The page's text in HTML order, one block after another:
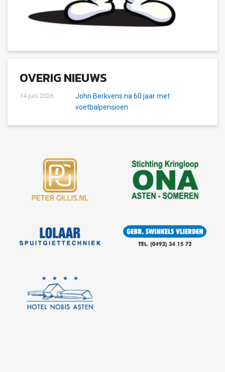
OVERIG NIEUWS
14 juni 2026
John Berkvens na 60 jaar met
voetbalpensioen